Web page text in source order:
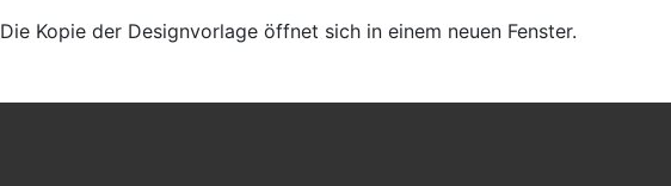
Die Kopie der Designvorlage öffnet sich in einem neuen Fenster.